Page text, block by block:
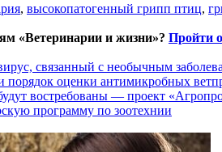
, высокопатогенный грипп птиц,
«Ветеринарии и жизни»? Пройти
связанный с необычным
оценки антимикробных
востребованы — проект
программу по зоотехнии